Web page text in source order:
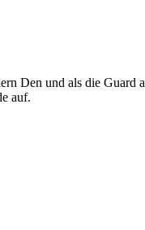
Den und als die Guard
auf.